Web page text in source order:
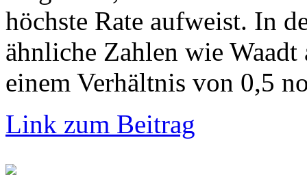
höchste Rate aufweist. In
ähnliche Zahlen wie
einem Verhältnis von 0,5
Link zum Beitrag